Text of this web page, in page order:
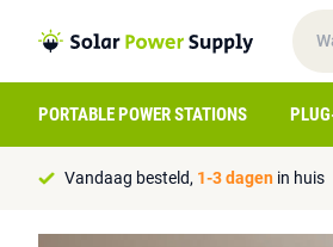
PORTABLE POWER STATIONS
Vandaag besteld, 1-3 dagen in huis